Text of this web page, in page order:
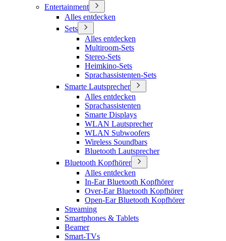
Entertainment
Alles entdecken
Sets
Alles entdecken
Multiroom-Sets
Stereo-Sets
Heimkino-Sets
Sprachassistenten-Sets
Smarte Lautsprecher
Alles entdecken
Sprachassistenten
Smarte Displays
WLAN Lautsprecher
WLAN Subwoofers
Wireless Soundbars
Bluetooth Lautsprecher
Bluetooth Kopfhörer
Alles entdecken
In-Ear Bluetooth Kopfhörer
Over-Ear Bluetooth Kopfhörer
Open-Ear Bluetooth Kopfhörer
Streaming
Smartphones & Tablets
Beamer
Smart-TVs